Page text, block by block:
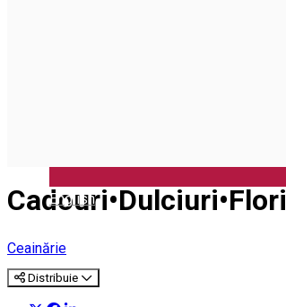
English
Cadouri•Dulciuri•Flori
Ceainărie
Distribuie